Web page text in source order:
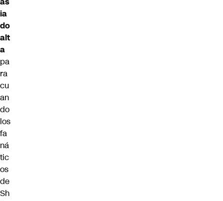
ia
do
alt
a
pa
ra
cu
an
do
los
fa
ná
tic
os
de
Sh